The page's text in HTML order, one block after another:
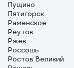
Пущино
Пятигорск
Раменское
Реутов
Ржев
Россошь
Ростов Великий